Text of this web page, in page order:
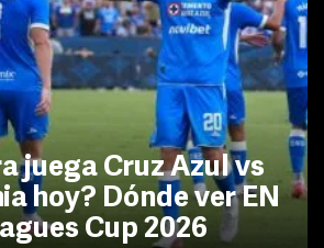
juega Cruz Azul vs
hoy? Dónde ver EN
Cup 2026